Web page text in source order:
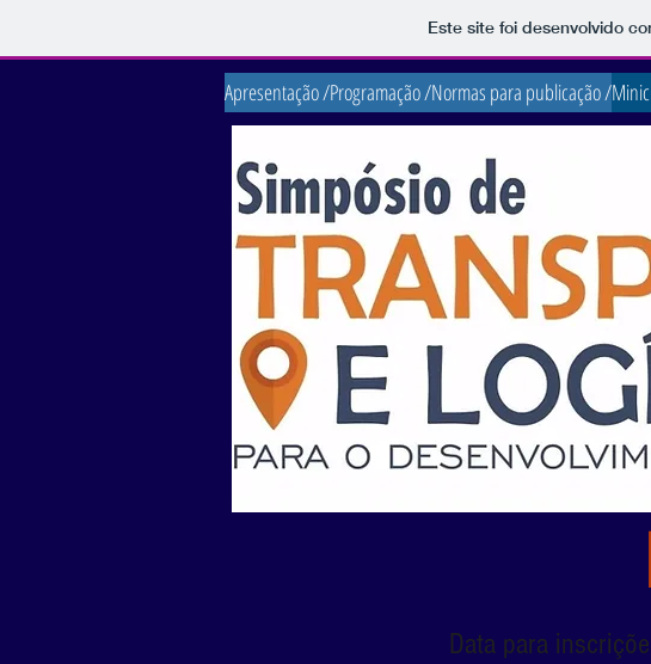
Este site foi desenvolvido
Apresentação /Programação /Normas para publicação /
Data para